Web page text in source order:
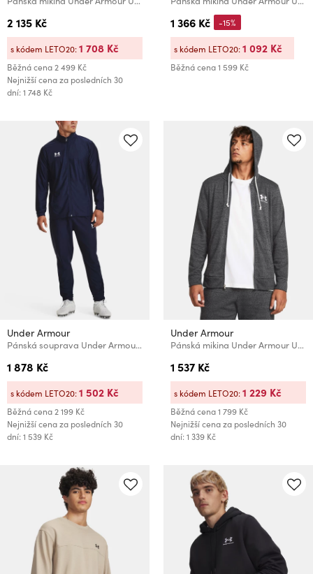
2 135 Kč
Běžná cena2 499 Kč
Nejnižší cena za posledních 30
dní: 1 748 Kč
s kódem LETO20:1 708 Kč
1 366 Kč
Běžná cena1 599 Kč
-15%
s kódem LETO20:1 092 Kč
Under Armour
Pánská souprava Under Armour UA M's Ch. Tracksuit
1 878 Kč
Běžná cena2 199 Kč
Nejnižší cena za posledních 30
dní: 1 539 Kč
s kódem LETO20:1 502 Kč
Under Armour
Pánská mikina Under Armour UA Rival Terry LC FZ
1 537 Kč
Běžná cena1 799 Kč
Nejnižší cena za posledních 30
dní: 1 339 Kč
s kódem LETO20:1 229 Kč